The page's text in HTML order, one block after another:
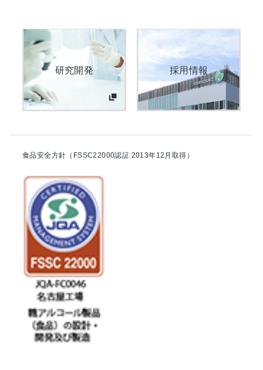
研究開発 採用情報
食品安全方針（FSSC22000認証 2013年12月取得）